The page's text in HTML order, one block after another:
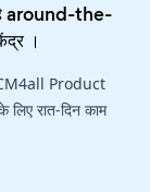
around-the-
।
CM4all Product
रात-दिन काम